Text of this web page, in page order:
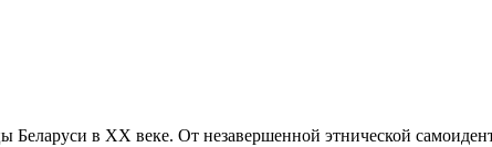
Беларуси в XX веке. От незавершенной этнической